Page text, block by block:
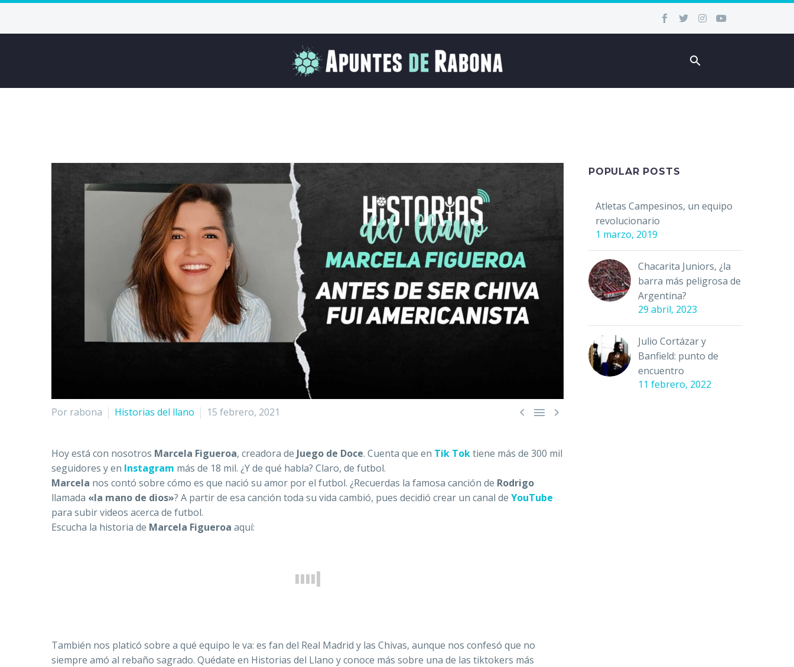
  
Por rabona Historias del llano 15 febrero, 2021
Hoy está con nosotros Marcela Figueroa, creadora de Juego de Doce. Cuenta que en Tik Toktiene más de 300 mil
seguidores y en Instagram más de 18 mil. ¿Y de qué habla? Claro, de futbol.
Marcela nos contó sobre cómo es que nació su amor por el futbol. ¿Recuerdas la famosa canción de Rodrigo
llamada «la mano de dios»? A partir de esa canción toda su vida cambió, pues decidió crear un canal de YouTube
para subir videos acerca de futbol.
Escucha la historia de Marcela Figueroa aquí:
También nos platicó sobre a qué equipo le va: es fan del Real Madrid y las Chivas, aunque nos confesó que no
siempre amó al rebaño sagrado. Quédate en Historias del Llano y conoce más sobre una de las tiktokers más
POPULAR POSTS
Atletas Campesinos, un equipo
revolucionario
1 marzo, 2019
Chacarita Juniors, ¿la
barra más peligrosa de
Argentina?
29 abril, 2023
Julio Cortázar y
Banfield: punto de
encuentro
11 febrero, 2022